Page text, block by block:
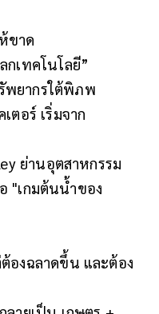
ขาด
กเทคโนโลยี”
พยากรใต้พิภพ
ตอร์ เริ่มจาก
ย่านอุตสาหกรรม
"เกมต้นน้ำของ
องฉลาดขึ้น และต้อง